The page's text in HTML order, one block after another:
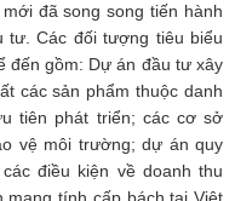
đã song song tiến hành
Các đối tượng tiêu biểu
đến gồm: Dự án đầu tư xây
các sản phẩm thuộc danh
tiên phát triển; các cơ sở
vệ môi trường; dự án quy
điều kiện về doanh thu